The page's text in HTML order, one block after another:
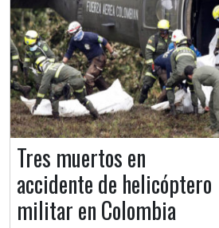
Tres muertos en
accidente de helicóptero
militar en Colombia